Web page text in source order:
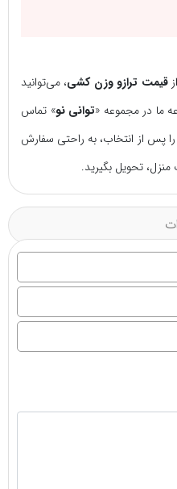
قیمت ترازو وزن کشی، می‌توانید
ما در مجموعه «توانی نو» تماس
پس از انتخاب، به راحتی سفارش
تحویل بگیرید.